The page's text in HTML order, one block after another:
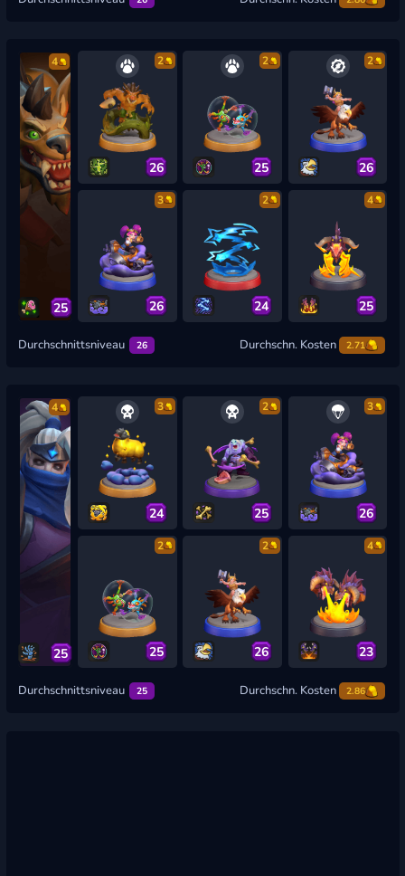
4
25
2
26
2
25
2
26
3
26
2
24
4
25
Durchschnittsniveau 26 Durchschn. Kosten 2.71
4
25
3
24
2
25
3
26
2
25
2
26
4
23
Durchschnittsniveau 25 Durchschn. Kosten 2.86